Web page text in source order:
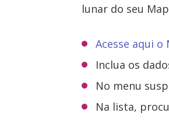
lunar do seu
Acesse aqui
Inclua os
No menu
Na lista,